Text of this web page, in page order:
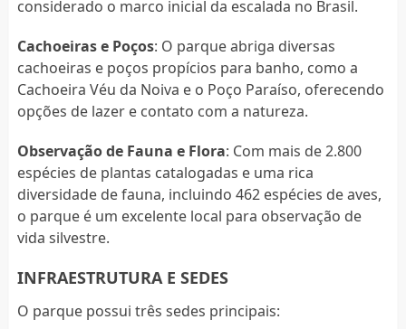
considerado o marco inicial da escalada no Brasil.
Cachoeiras e Poços: O parque abriga diversas
cachoeiras e poços propícios para banho, como a
Cachoeira Véu da Noiva e o Poço Paraíso, oferecendo
opções de lazer e contato com a natureza.
Observação de Fauna e Flora: Com mais de 2.800
espécies de plantas catalogadas e uma rica
diversidade de fauna, incluindo 462 espécies de aves,
o parque é um excelente local para observação de
vida silvestre.
INFRAESTRUTURA E SEDES
O parque possui três sedes principais: